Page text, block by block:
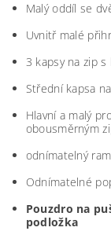
Malý oddíl se
Uvnitř malé
3 kapsy na zip
Střední kapsa
Hlavní a malý
obousměrným
odnímatelný
Odnímatelné
Pouzdro na
podložka